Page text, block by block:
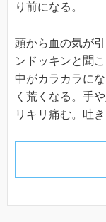
り前になる。
頭から血の気が
ンドッキンと聞
中がカラカラに
く荒くなる。手
リキリ痛む。吐